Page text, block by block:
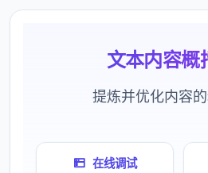
文本内容概
提炼并优化内容
在线调试